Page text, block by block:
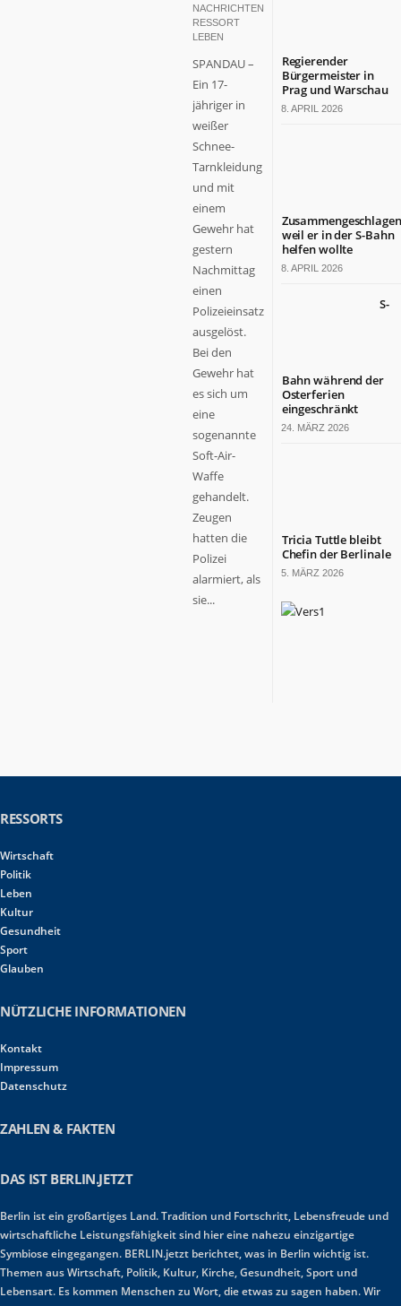
NACHRICHTEN
RESSORT
LEBEN
SPANDAU –
Ein 17-
jähriger in
weißer
Schnee-
Tarnkleidung
und mit
einem
Gewehr hat
gestern
Nachmittag
einen
Polizeieinsatz
ausgelöst.
Bei den
Gewehr hat
es sich um
eine
sogenannte
Soft-Air-
Waffe
gehandelt.
Zeugen
hatten die
Polizei
alarmiert, als
sie...
Regierender
Bürgermeister in
Prag und Warschau
8. APRIL 2026
weil er in der S-Bahn
helfen wollte
8. APRIL 2026
S-
Bahn während der
Osterferien
eingeschränkt
24. MÄRZ 2026
Tricia Tuttle bleibt
Chefin der Berlinale
5. MÄRZ 2026
RESSORTS
Wirtschaft
Politik
Leben
Kultur
Gesundheit
Sport
Glauben
NÜTZLICHE INFORMATIONEN
Kontakt
Impressum
Datenschutz
ZAHLEN & FAKTEN
DAS IST BERLIN.JETZT
Berlin ist ein großartiges Land. Tradition und Fortschritt, Lebensfreude und
wirtschaftliche Leistungsfähigkeit sind hier eine nahezu einzigartige
Symbiose eingegangen. BERLIN.jetzt berichtet, was in Berlin wichtig ist.
Themen aus Wirtschaft, Politik, Kultur, Kirche, Gesundheit, Sport und
Lebensart. Es kommen Menschen zu Wort, die etwas zu sagen haben. Wir